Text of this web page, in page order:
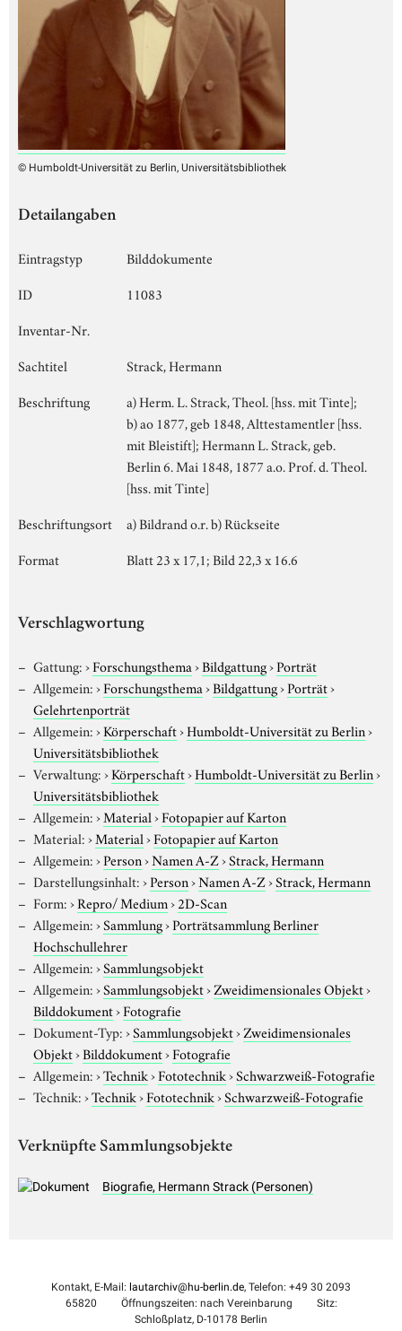
© Humboldt-Universität zu Berlin, Universitätsbibliothek
Detailangaben
Eintragstyp
Bilddokumente
ID
11083
Inventar-Nr.
Sachtitel
Strack, Hermann
Beschriftung
a) Herm. L. Strack, Theol. [hss. mit Tinte];
b) ao 1877, geb 1848, Alttestamentler [hss.
mit Bleistift]; Hermann L. Strack, geb.
Berlin 6. Mai 1848, 1877 a.o. Prof. d. Theol.
[hss. mit Tinte]
Beschriftungsort
a) Bildrand o.r. b) Rückseite
Format
Blatt 23 x 17,1; Bild 22,3 x 16.6
Verschlagwortung
Gattung:›Forschungsthema›Bildgattung›Porträt
Allgemein:›Forschungsthema›Bildgattung›Porträt›
Gelehrtenporträt
Allgemein:›Körperschaft›Humboldt-Universität zu Berlin›
Universitätsbibliothek
Verwaltung:›Körperschaft›Humboldt-Universität zu Berlin›
Universitätsbibliothek
Allgemein:›Material›Fotopapier auf Karton
Material:›Material›Fotopapier auf Karton
Allgemein:›Person›Namen A-Z›Strack, Hermann
Darstellungsinhalt:›Person›Namen A-Z›Strack, Hermann
Form:›Repro/ Medium›2D-Scan
Allgemein:›Sammlung›Porträtsammlung Berliner
Hochschullehrer
Allgemein:›Sammlungsobjekt
Allgemein:›Sammlungsobjekt›Zweidimensionales Objekt›
Bilddokument›Fotografie
Dokument-Typ:›Sammlungsobjekt›Zweidimensionales
Objekt›Bilddokument›Fotografie
Allgemein:›Technik›Fototechnik›Schwarzweiß-Fotografie
Technik:›Technik›Fototechnik›Schwarzweiß-Fotografie
Verknüpfte Sammlungsobjekte
Biografie, Hermann Strack (Personen)
Kontakt, E-Mail: lautarchiv@hu-berlin.de, Telefon: +49 30 2093
65820
Öffnungszeiten: nach Vereinbarung
Sitz:
Schloßplatz, D-10178 Berlin